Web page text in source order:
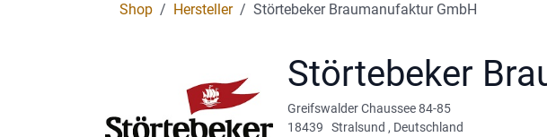
Shop Hersteller Störtebeker Braumanufaktur GmbH
Störtebeker
Greifswalder Chaussee 84-85
18439
Stralsund , Deutschland